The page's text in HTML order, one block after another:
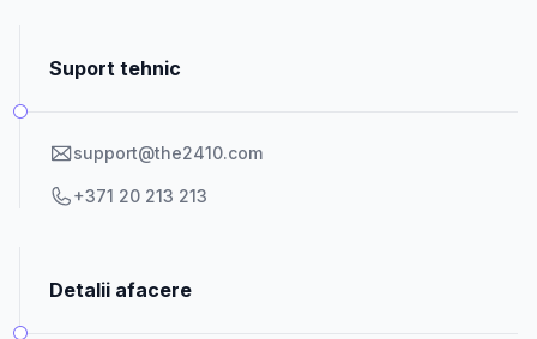
Suport tehnic
support@the2410.com
+371 20 213 213
Detalii afacere